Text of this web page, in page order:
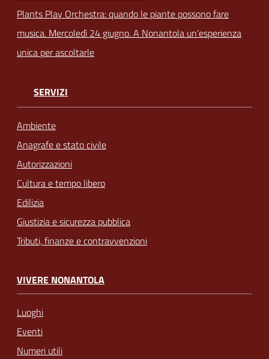
Plants Play Orchestra: quando le piante possono fare
musica. Mercoledì 24 giugno. A Nonantola un'esperienza
unica per ascoltarle
SERVIZI
Ambiente
Anagrafe e stato civile
Autorizzazioni
Cultura e tempo libero
Edilizia
Giustizia e sicurezza pubblica
Tributi, finanze e contravvenzioni
VIVERE NONANTOLA
Luoghi
Eventi
Numeri utili